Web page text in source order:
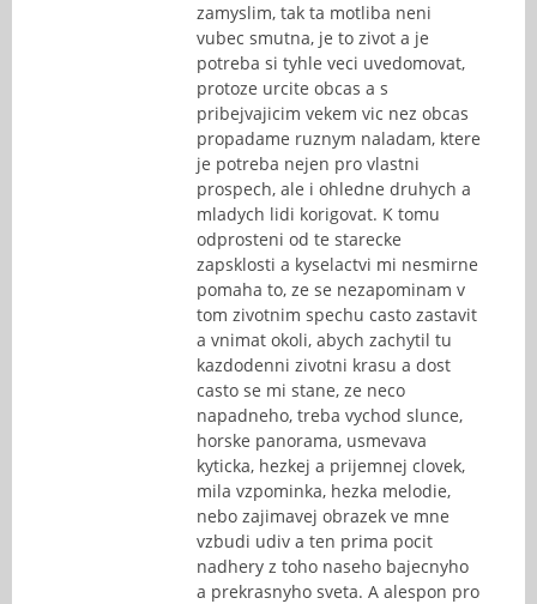
zamyslim, tak ta motliba neni
vubec smutna, je to zivot a je
potreba si tyhle veci uvedomovat,
protoze urcite obcas a s
pribejvajicim vekem vic nez obcas
propadame ruznym naladam, ktere
je potreba nejen pro vlastni
prospech, ale i ohledne druhych a
mladych lidi korigovat. K tomu
odprosteni od te starecke
zapsklosti a kyselactvi mi nesmirne
pomaha to, ze se nezapominam v
tom zivotnim spechu casto zastavit
a vnimat okoli, abych zachytil tu
kazdodenni zivotni krasu a dost
casto se mi stane, ze neco
napadneho, treba vychod slunce,
horske panorama, usmevava
kyticka, hezkej a prijemnej clovek,
mila vzpominka, hezka melodie,
nebo zajimavej obrazek ve mne
vzbudi udiv a ten prima pocit
nadhery z toho naseho bajecnyho
a prekrasnyho sveta. A alespon pro